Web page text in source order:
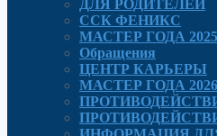
ДЛЯ РОДИТЕЛЕЙ
ССК ФЕНИКС
МАСТЕР ГОДА 2025
Обращения
ЦЕНТР КАРЬЕРЫ
МАСТЕР ГОДА 2026